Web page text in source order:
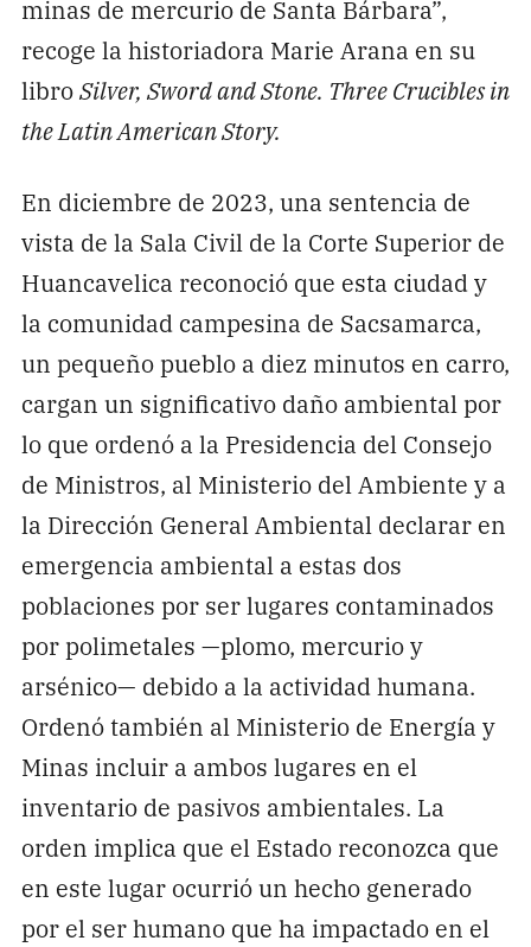
minas de mercurio de Santa Bárbara”,
recoge la historiadora Marie Arana en su
libroSilver, Sword and Stone. Three Crucibles in
the Latin American Story.
En diciembre de 2023, una sentencia de
vista de la Sala Civil de la Corte Superior de
Huancavelica reconoció que esta ciudad y
la comunidad campesina de Sacsamarca,
un pequeño pueblo a diez minutos en carro,
cargan un significativo daño ambiental por
lo que ordenó a la Presidencia del Consejo
de Ministros, al Ministerio del Ambiente y a
la Dirección General Ambiental declarar en
emergencia ambiental a estas dos
poblaciones por ser lugares contaminados
por polimetales —plomo, mercurio y
arsénico— debido a la actividad humana.
Ordenó también al Ministerio de Energía y
Minas incluir a ambos lugares en el
inventario de pasivos ambientales. La
orden implica que el Estado reconozca que
en este lugar ocurrió un hecho generado
por el ser humano que ha impactado en el